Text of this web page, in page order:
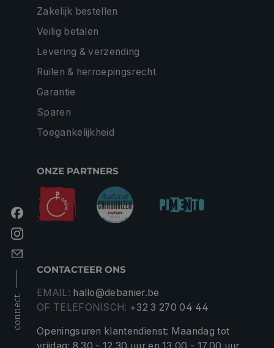
connect
Zakelijk bestellen
Veilig betalen
Levering & verzending
Ruilen & herroepingsrecht
Garantie
Sparen
Toegankelijkheid
ONZE PARTNERS
CONTACTEER ONS
EMAIL: hallo@debanier.be
OF TELEFONISCH: +32 3 270 04 44
Openingsuren klantendienst: Maandag tot